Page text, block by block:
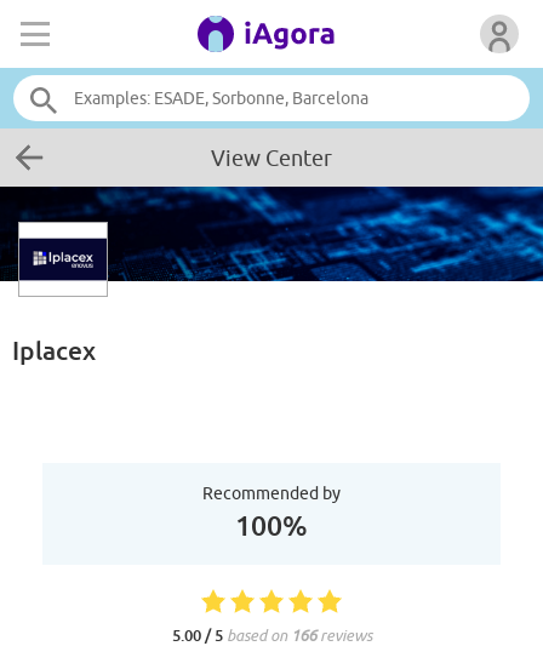
View Center
Iplacex
Recommended by
100%
5.00 / 5 based on 166reviews